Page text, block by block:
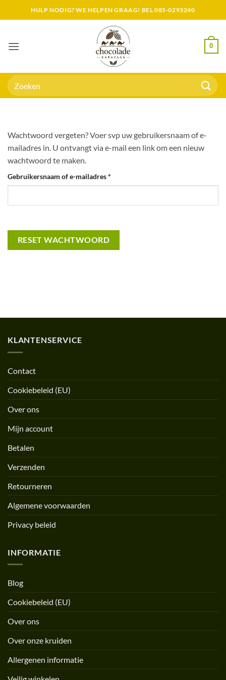
to
HULP NODIG? WE HELPEN GRAAG! BEL 085-0293240
0
Zoeken
naar:
Wachtwoord vergeten? Voer svp uw gebruikersnaam of e-
mailadres in. U ontvangt via e-mail een link om een nieuw
wachtwoord te maken.
Gebruikersnaam of e-mailadres*
RESET WACHTWOORD
KLANTENSERVICE
Contact
Cookiebeleid (EU)
Over ons
Mijn account
Betalen
Verzenden
Retourneren
Algemene voorwaarden
Privacy beleid
INFORMATIE
Blog
Cookiebeleid (EU)
Over ons
Over onze kruiden
Allergenen informatie